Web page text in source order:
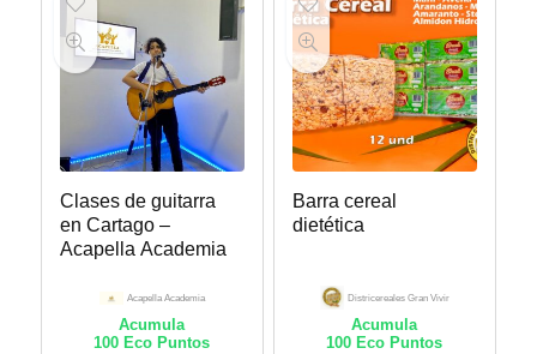
Clases de guitarra
en Cartago –
Acapella Academia
Acapella Academia
Acumula
100 Eco Puntos
Barra cereal
dietética
Districereales Gran Vivir
Acumula
100 Eco Puntos